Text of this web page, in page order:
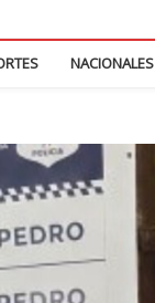
NACIONALES